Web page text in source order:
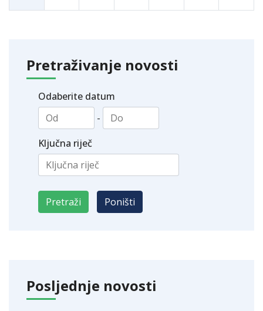
Pretraživanje novosti
Odaberite datum
-
Ključna riječ
Posljednje novosti